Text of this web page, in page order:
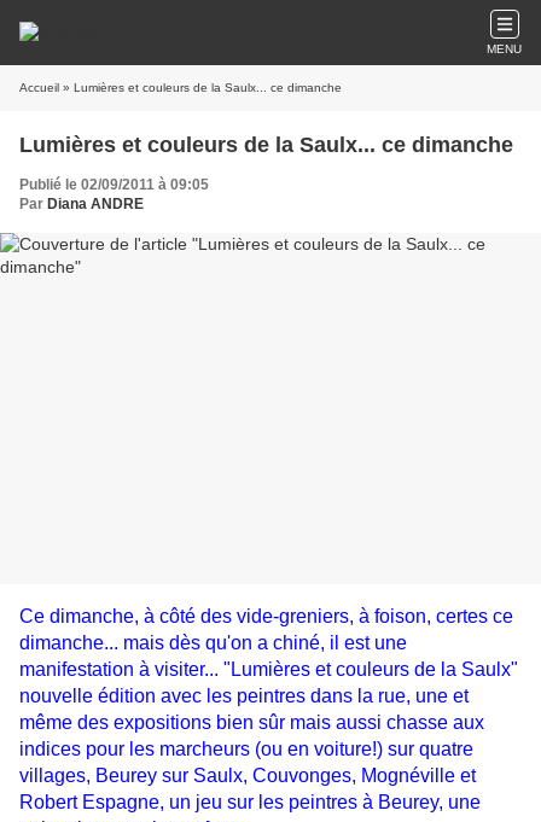
MENU
Accueil » Lumières et couleurs de la Saulx... ce dimanche
Lumières et couleurs de la Saulx... ce dimanche
Publié le 02/09/2011 à 09:05
Par Diana ANDRE
Ce dimanche, à côté des vide-greniers, à foison, certes ce
dimanche... mais dès qu'on a chiné, il est une
manifestation à visiter... "Lumières et couleurs de la Saulx"
nouvelle édition avec les peintres dans la rue, une et
même des expositions bien sûr mais aussi chasse aux
indices pour les marcheurs (ou en voiture!) sur quatre
villages, Beurey sur Saulx, Couvonges, Mognéville et
Robert Espagne, un jeu sur les peintres à Beurey, une